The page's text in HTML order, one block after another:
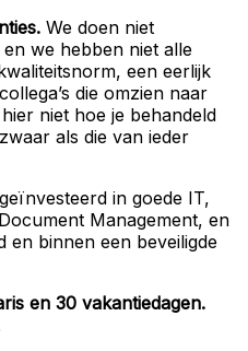
We doen niet
we hebben niet alle
een eerlijk
die omzien naar
niet hoe je behandeld
als die van ieder
in goede IT,
Management, en
en binnen een beveiligde
en 30 vakantiedagen.